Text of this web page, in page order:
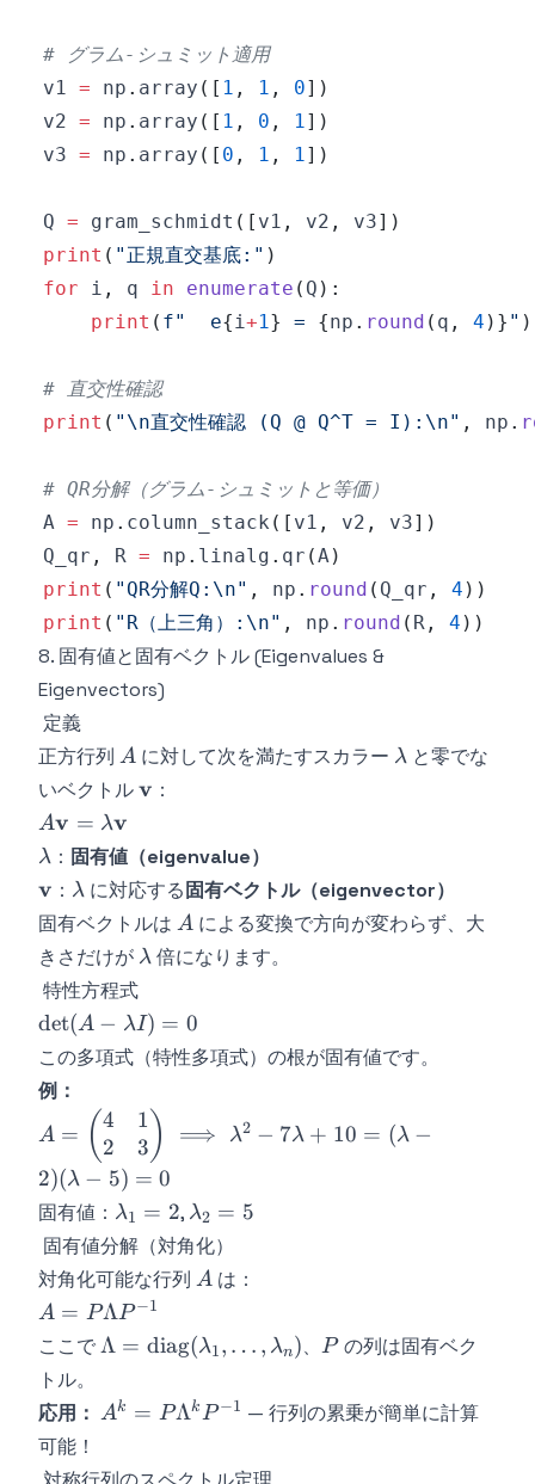
# グラム-シュミット適用
v1 = np . array ( [ 1 , 1 , 0] )
v2 = np . array ( [ 1 , 0 , 1] )
v3 = np . array ( [ 0 , 1 , 1] )
Q = gram_schmidt ( [ v1 , v2 , v3] )
print ( "正規直交基底:" )
for i , q in enumerate ( Q ) :
print ( f"  e{i+1} = {np . round ( q , 4 ) } " )
# 直交性確認
print ( "\n直交性確認 (Q @ Q^T = I):\n" , np .
# QR分解（グラム-シュミットと等価）
A = np . column_stack ( [ v1 , v2 , v3] )
Q_qr , R = np . linalg . qr (A)
print ( "QR分解Q:\n" , np . round ( Q_qr , 4 ) )
print ( "R（上三角）:\n" , np . round ( R , 4 ) )
8. 固有値と固有ベクトル (Eigenvalues &
Eigenvectors)
定義
正方行列 A
A に対して次を満たすスカラー \lambda
λ と零でな
いベクトル\mathbf{v}
v ：
A\mathbf{v} =
\lambda\mathbf{v}
Av = λv
\lambda
λ ： 固有値（eigenvalue）
\mathbf{v}
v ： \lambda
λ に対応する 固有ベクトル（eigenvector）
固有ベクトルは A
A による変換で方向が変わらず、大
きさだけが \lambda
λ 倍になります。
特性方程式
\det(A -
\lambda
I) = 0
det(A − λI) = 0
この多項式（特性多項式）の根が固有値です。
例：
A =
\begin{pmatrix}
4 & 1 \\ 2 & 3
\end{pmatrix}
\implies
\lambda^2 -
7\lambda + 10
= (\lambda-2)
(\lambda-5) = 0
A = (4
2
1
3 ) ⟹ λ2 − 7λ + 10 = (λ −
2)(λ − 5) = 0
固有値： \lambda_1
= 2
λ1 = 2, \lambda_2
= 5
λ2 = 5
固有値分解（対角化）
対角化可能な行列 A
A は：
A = P
\Lambda
A = PΛP −1
ここで \Lambda =
(\lambda_1,
\ldots,
Λ = diag(λ1, … , λn)、P
P の列は固有ベク
トル。
応用：
A^k =
P^{-1}
Ak = PΛkP −1 — 行列の累乗が簡単に計算
可能！